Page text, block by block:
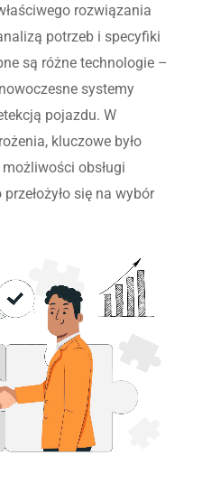
rozwiązania
potrzeb i specyfiki
są różne technologie –
systemy
pojazdu. W
kluczowe było
obsługi
się na wybór